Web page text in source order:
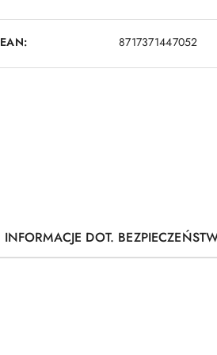
EAN: 8717371447052
INFORMACJE DOT.